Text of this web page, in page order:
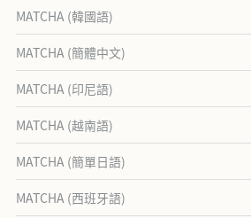
MATCHA (韓國語)
MATCHA (簡體中文)
MATCHA (印尼語)
MATCHA (越南語)
MATCHA (簡單日語)
MATCHA (西班牙語)